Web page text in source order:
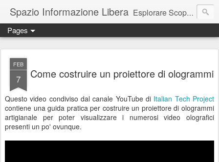
Spazio Informazione Libera Esplorare Scoprire Creare
Escursioni, viaggi, arte, tecnologia, attualità
Pages
FEB
7 Come costruire un proiettore di ologrammi
Questo video condiviso dal canale YouTube di Italian Tech Project
contiene una guida pratica per costruire un proiettore di ologrammi
artigianale per poter visualizzare i numerosi video olografici
presenti un po' ovunque.